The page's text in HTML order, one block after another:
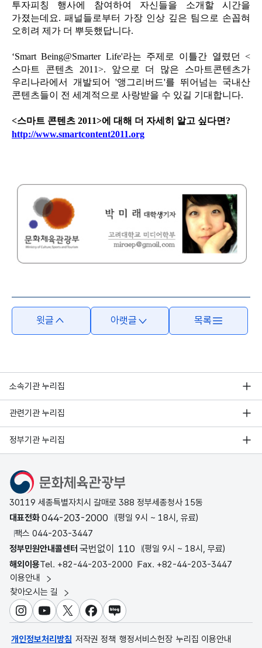
투자피칭 행사에 참여하여 자신들을 소개할 시간을
가졌는데요. 패널들로부터 가장 인상 깊은 팀으로 손꼽혀
오히려 제가 더 뿌듯했답니다.
‘Smart Being@Smarter Life'라는 주제로 이틀간 열렸던 <
스마트 콘텐츠 2011>. 앞으로 더 많은 스마트콘텐츠가
우리나라에서 개발되어 '앵그리버드'를 뛰어넘는 국내산
콘텐츠들이 전 세계적으로 사랑받을 수 있길 기대합니다.
<스마트 콘텐츠 2011>에 대해 더 자세히 알고 싶다면?
http://www.smartcontent2011.org
윗글 아랫글 목록
소속기관 누리집
관련기관 누리집
정부기관 누리집
문화체육관광부
30119 세종특별자치시 갈매로 388 정부세종청사 15동
대표전화044-203-2000
(평일 9시 ~ 18시, 유료)
팩스 044-203-3447
정부민원안내콜센터 국번없이 110
(평일 9시 ~ 18시, 무료)
해외이용Tel. +82-44-203-2000 Fax. +82-44-203-3447
이용안내
찾아오시는 길
인스타그램
유튜브X 페이스북
블로그
개인정보처리방침 저작권 정책 행정서비스헌장 누리집 이용안내